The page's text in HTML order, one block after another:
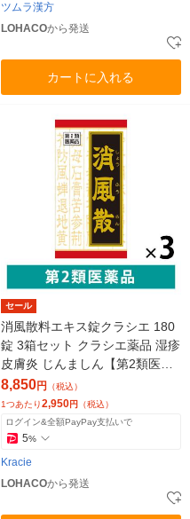
ツムラ漢方
LOHACOから発送
カートに入れる
セール
消風散料エキス錠クラシエ 180
錠 3箱セット クラシエ薬品 湿疹
皮膚炎 じんましん【第2類医薬
品】
8,850円 （税込）
1つあたり2,950円 （税込）
ログイン&全額PayPay支払いで
5%
Kracie
LOHACOから発送